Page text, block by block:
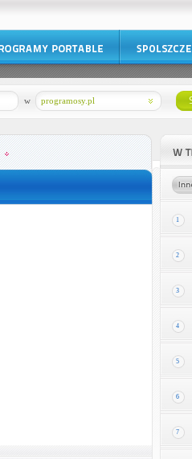
programosy.pl
w
1
2
3
4
5
6
7